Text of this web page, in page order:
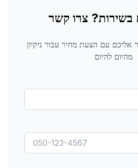
בשירות? צרו קשר
אליכם עם הצעת מחיר עבור ניקיון
מהיום להיום